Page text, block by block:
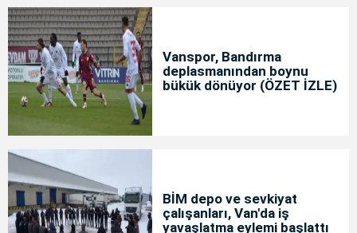
Vanspor, Bandırma
deplasmanından boynu
bükük dönüyor (ÖZET İZLE)
BİM depo ve sevkiyat
çalışanları, Van'da iş
yavaşlatma eylemi başlattı